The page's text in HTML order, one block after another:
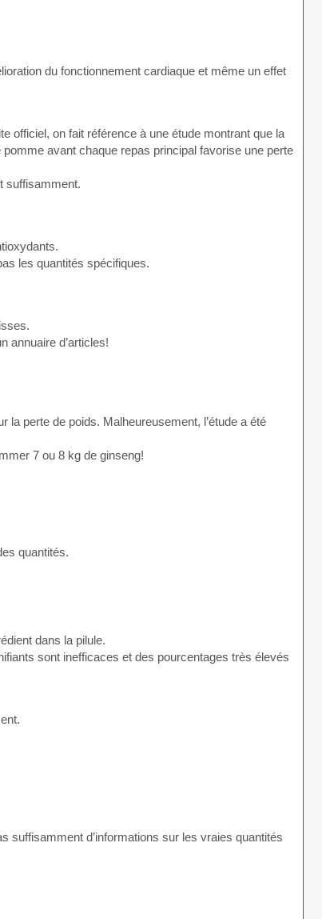
du fonctionnement cardiaque et même un effet
officiel, on fait référence à une étude montrant que la
avant chaque repas principal favorise une perte
suffisamment.
les quantités spécifiques.
annuaire d’articles!
la perte de poids. Malheureusement, l’étude a été
7 ou 8 kg de ginseng!
quantités.
dans la pilule.
sont inefficaces et des pourcentages très élevés
suffisamment d’informations sur les vraies quantités